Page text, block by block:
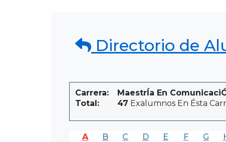
Directorio de
Carrera:
MaestrÍa En
Total:
47 Exalumnos En Ésta
A B C D E F G